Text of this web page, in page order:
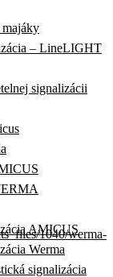
majáky
– LineLIGHT
signalizácii
AMICUS
Werma
signalizácia
1040/werma-